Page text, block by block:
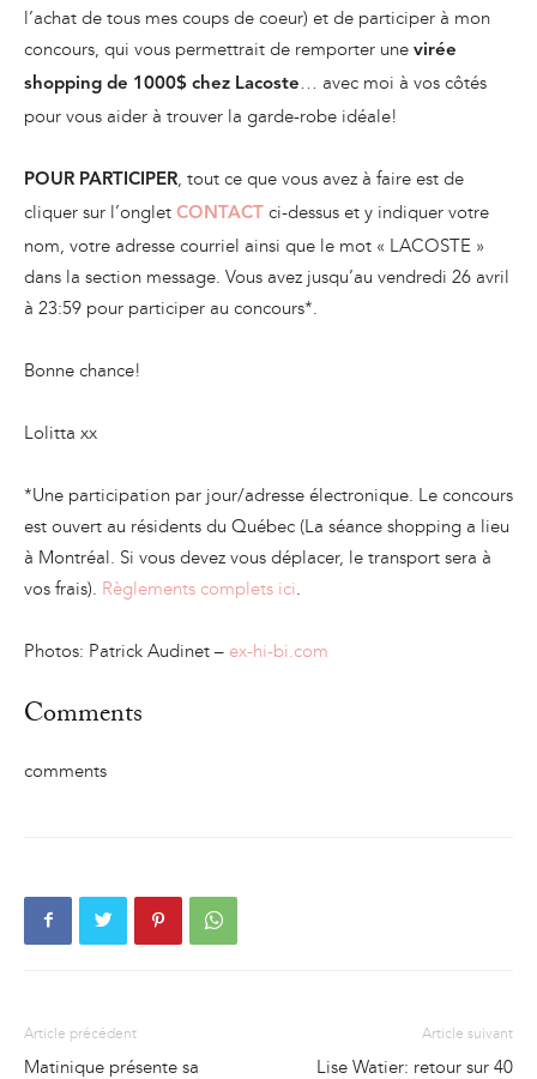
l’achat de tous mes coups de coeur) et de participer à mon
concours, qui vous permettrait de remporter une virée
shopping de 1000$ chez Lacoste … avec moi à vos côtés
pour vous aider à trouver la garde-robe idéale!
POUR PARTICIPER, tout ce que vous avez à faire est de
cliquer sur l’onglet CONTACT
ci-dessus et y indiquer votre
nom, votre adresse courriel ainsi que le mot « LACOSTE »
dans la section message. Vous avez jusqu’au vendredi 26 avril
à 23:59 pour participer au concours*.
Bonne chance!
Lolitta xx
*Une participation par jour/adresse électronique. Le concours
est ouvert au résidents du Québec (La séance shopping a lieu
à Montréal. Si vous devez vous déplacer, le transport sera à
vos frais). Règlements complets ici.
Photos: Patrick Audinet – ex-hi-bi.com
Comments
comments
Article précédent
Matinique présente sa
Article suivant
Lise Watier: retour sur 40